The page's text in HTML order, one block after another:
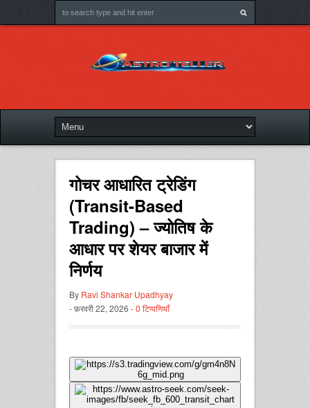
गोचर आधारित ट्रेडिंग
(Transit-Based
Trading) – ज्योतिष के
आधार पर शेयर बाजार में
निर्णय
By Ravi Shankar Upadhyay
- फ़रवरी 22, 2026 -0 टिप्पणियाँ